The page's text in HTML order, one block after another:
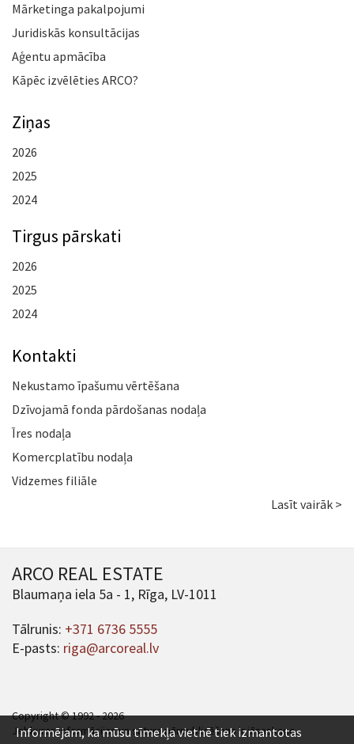
Mārketinga pakalpojumi
Juridiskās konsultācijas
Aģentu apmācība
Kāpēc izvēlēties ARCO?
Ziņas
2026
2025
2024
Tirgus pārskati
2026
2025
2024
Kontakti
Nekustamo īpašumu vērtēšana
Dzīvojamā fonda pārdošanas nodaļa
Īres nodaļa
Komercplatību nodaļa
Vidzemes filiāle
Lasīt vairāk >
ARCO REAL ESTATE
Blaumaņa iela 5a - 1, Rīga, LV-1011
Tālrunis: +371 6736 5555
E-pasts: riga@arcoreal.lv
Copyright © 1992 - 2026
Jebkuras informācijas un satura pārpublicēšana ir jāsaskaņo.
Informējam, ka mūsu tīmekļa vietnē tiek izmantotas